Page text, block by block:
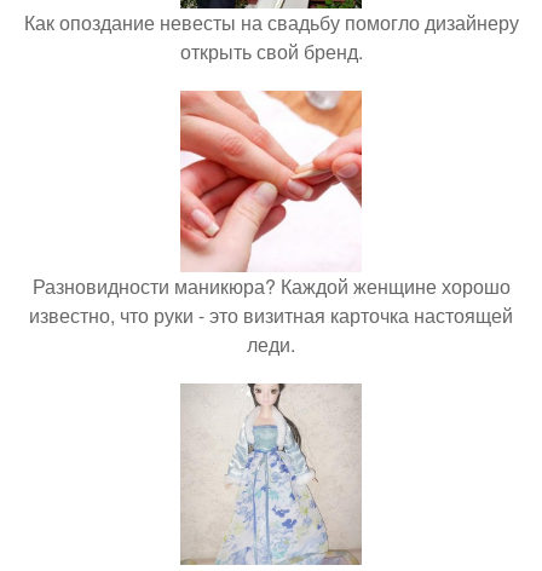
Как опоздание невесты на свадьбу помогло дизайнеру
открыть свой бренд.
Разновидности маникюра? Каждой женщине хорошо
известно, что руки - это визитная карточка настоящей
леди.